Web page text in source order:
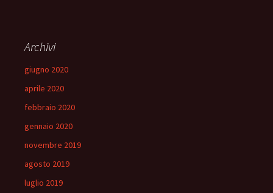
Archivi
giugno 2020
aprile 2020
febbraio 2020
gennaio 2020
novembre 2019
agosto 2019
luglio 2019